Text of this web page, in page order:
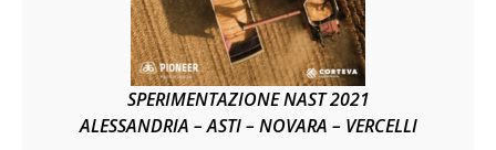
SPERIMENTAZIONE NAST 2021
ALESSANDRIA – ASTI – NOVARA – VERCELLI